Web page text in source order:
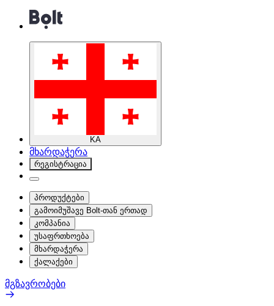
KA
მხარდაჭერა
რეგისტრაცია
პროდუქტები
გამოიმუშავე Bolt-თან ერთად
კომპანია
უსაფრთხოება
მხარდაჭერა
ქალაქები
მგზავრობები